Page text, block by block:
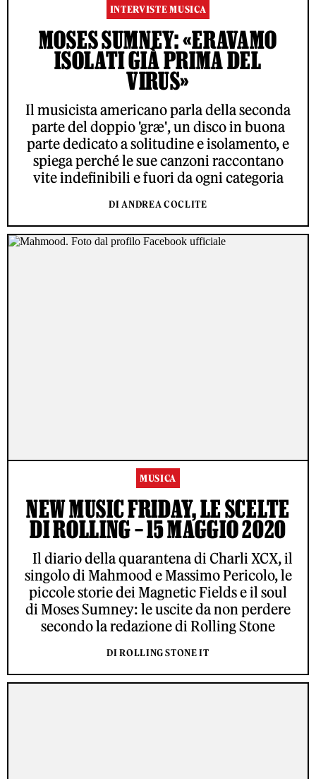
INTERVISTE MUSICA
MOSES SUMNEY: «ERAVAMO
ISOLATI GIÀ PRIMA DEL
VIRUS»
Il musicista americano parla della seconda
parte del doppio 'græ', un disco in buona
parte dedicato a solitudine e isolamento, e
spiega perché le sue canzoni raccontano
vite indefinibili e fuori da ogni categoria
DI ANDREA COCLITE
MUSICA
NEW MUSIC FRIDAY, LE SCELTE
DI ROLLING – 15 MAGGIO 2020
Il diario della quarantena di Charli XCX, il
singolo di Mahmood e Massimo Pericolo, le
piccole storie dei Magnetic Fields e il soul
di Moses Sumney: le uscite da non perdere
secondo la redazione di Rolling Stone
DI ROLLING STONE IT